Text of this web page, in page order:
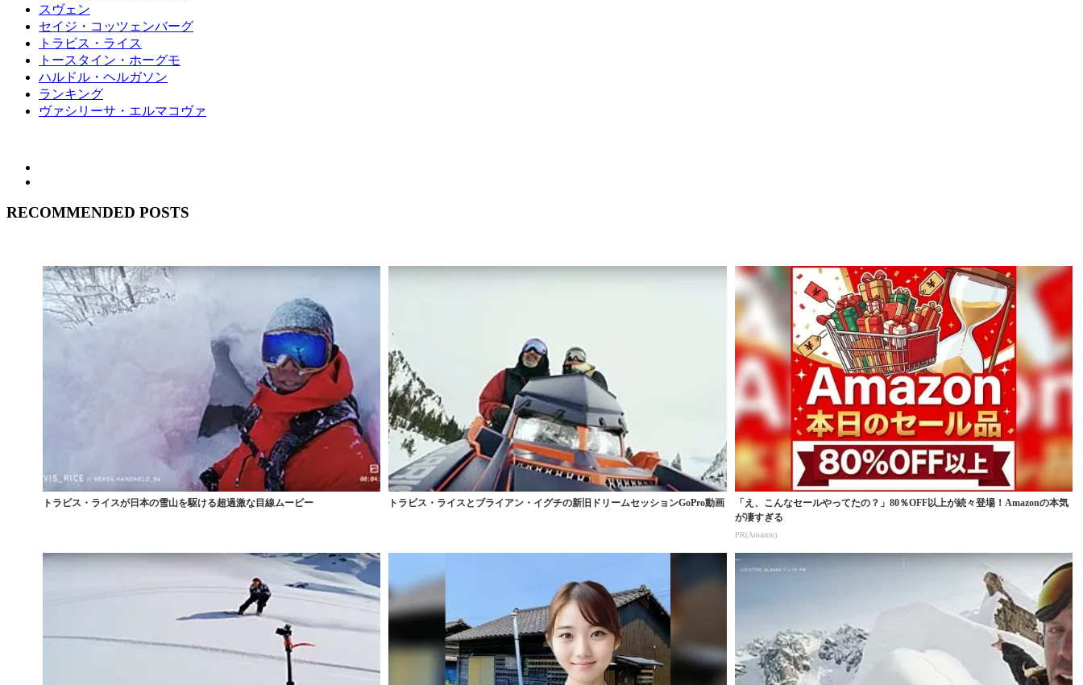
スヴェン
セイジ・コッツェンバーグ
トラビス・ライス
トースタイン・ホーグモ
ハルドル・ヘルガソン
ランキング
ヴァシリーサ・エルマコヴァ
RECOMMENDED POSTS
トラビス・ライスが日本の雪山を駆ける超過激な目線ムービー トラビス・ライスとブライアン・イグチの新旧ドリームセッションGoPro動画
「え、こんなセールやってたの？」80％OFF以上が続々登場！Amazonの本気
が凄すぎる
PR(Amazon)